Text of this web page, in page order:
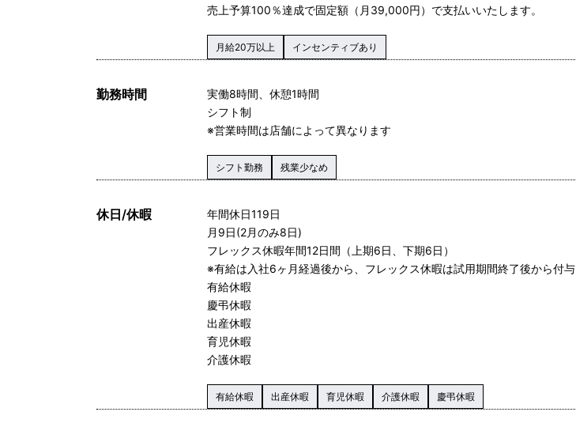
売上予算100％達成で固定額（月39,000円）で支払いいたします。
月給20万以上 インセンティブあり
勤務時間
実働8時間、休憩1時間
シフト制
※営業時間は店舗によって異なります
シフト勤務 残業少なめ
休日/休暇
年間休日119日
月9日(2月のみ8日)
フレックス休暇年間12日間（上期6日、下期6日）
※有給は入社6ヶ月経過後から、フレックス休暇は試用期間終了後から付与
有給休暇
慶弔休暇
出産休暇
育児休暇
介護休暇
有給休暇 出産休暇 育児休暇 介護休暇 慶弔休暇